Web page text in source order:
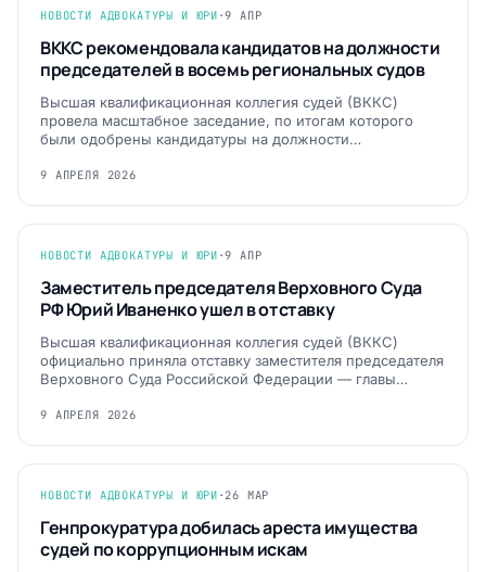
НОВОСТИ АДВОКАТУРЫ И ЮРИ ·9 АПР
ВККС рекомендовала кандидатов на должности
председателей в восемь региональных судов
Высшая квалификационная коллегия судей (ВККС)
провела масштабное заседание, по итогам которого
были одобрены кандидатуры на должности…
9 АПРЕЛЯ 2026
НОВОСТИ АДВОКАТУРЫ И ЮРИ ·9 АПР
Заместитель председателя Верховного Суда
РФ Юрий Иваненко ушел в отставку
Высшая квалификационная коллегия судей (ВККС)
официально приняла отставку заместителя председателя
Верховного Суда Российской Федерации — главы…
9 АПРЕЛЯ 2026
НОВОСТИ АДВОКАТУРЫ И ЮРИ · 26 МАР
Генпрокуратура добилась ареста имущества
судей по коррупционным искам